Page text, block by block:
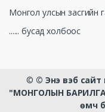
Монгол улсын засгийн
...... бусад холбоос
© © Энэ вэб сайт
"МОНГОЛЫН
өмч